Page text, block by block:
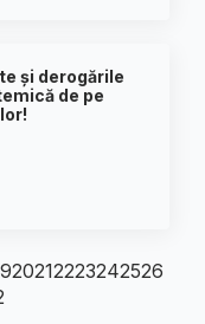
și derogările
de pe
20212223242526